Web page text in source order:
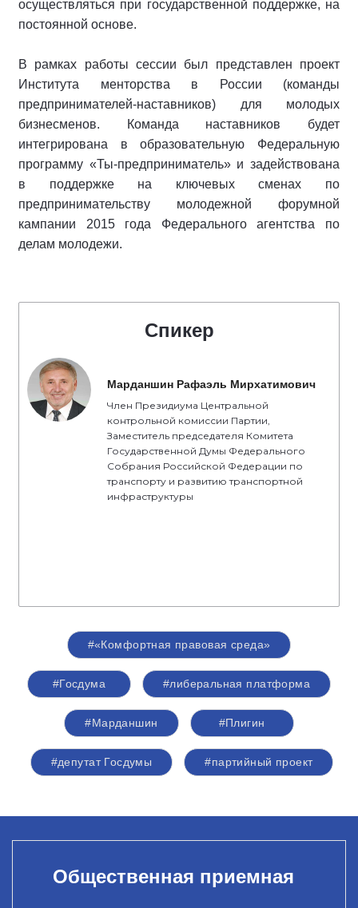
осуществляться при государственной поддержке, на
постоянной основе.
В рамках работы сессии был представлен проект
Института менторства в России (команды
предпринимателей-наставников) для молодых
бизнесменов. Команда наставников будет
интегрирована в образовательную Федеральную
программу «Ты-предприниматель» и задействована
в поддержке на ключевых сменах по
предпринимательству молодежной форумной
кампании 2015 года Федерального агентства по
делам молодежи.
Спикер
Марданшин Рафаэль Мирхатимович
Член Президиума Центральной
контрольной комиссии Партии,
Заместитель председателя Комитета
Государственной Думы Федерального
Собрания Российской Федерации по
транспорту и развитию транспортной
инфраструктуры
#«Комфортная правовая среда»
#Госдума #либеральная платформа
#Марданшин #Плигин
#депутат Госдумы #партийный проект
Общественная приемная